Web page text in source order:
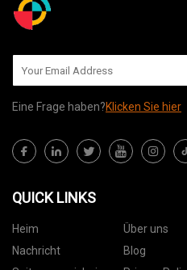
Eine Frage haben?Klicken Sie hier
QUICK LINKS
Heim Über uns
Nachricht
Blog